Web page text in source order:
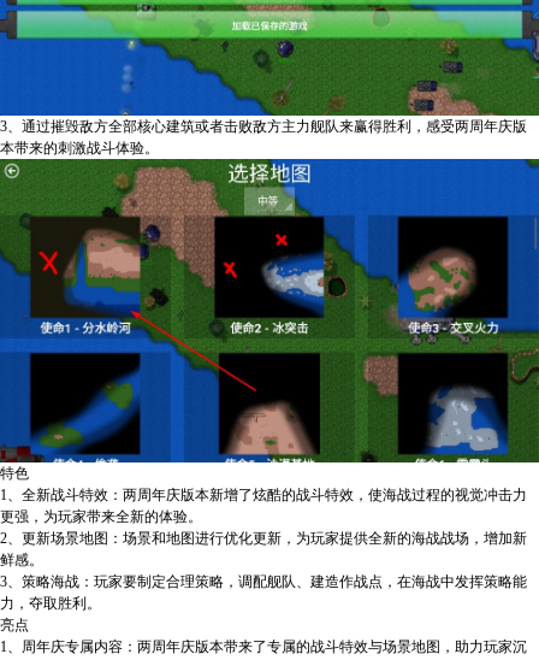
3、通过摧毁敌方全部核心建筑或者击败敌方主力舰队来赢得胜利，感受两周年庆版
本带来的刺激战斗体验。
特色
1、全新战斗特效：两周年庆版本新增了炫酷的战斗特效，使海战过程的视觉冲击力
更强，为玩家带来全新的体验。
2、更新场景地图：场景和地图进行优化更新，为玩家提供全新的海战战场，增加新
鲜感。
3、策略海战：玩家要制定合理策略，调配舰队、建造作战点，在海战中发挥策略能
力，夺取胜利。
亮点
1、周年庆专属内容：两周年庆版本带来了专属的战斗特效与场景地图，助力玩家沉